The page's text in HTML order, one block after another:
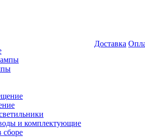
и комплектующие
сборе
Доставка